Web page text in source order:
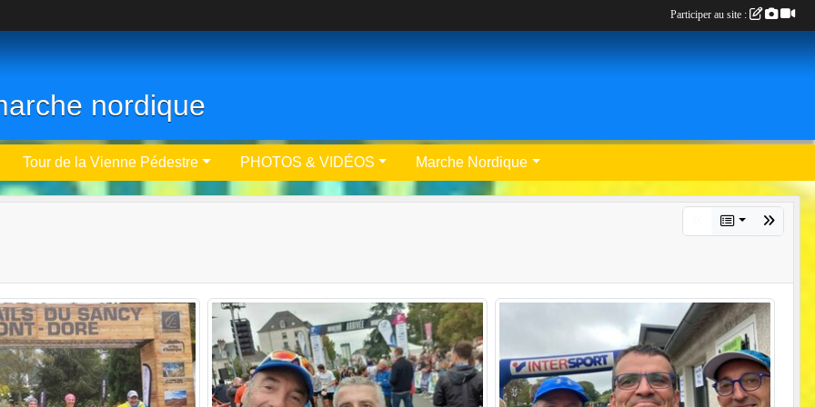
nordique
Tour de la Vienne Pédestre PHOTOS & VIDÉOS Marche Nordique
Participer au site :